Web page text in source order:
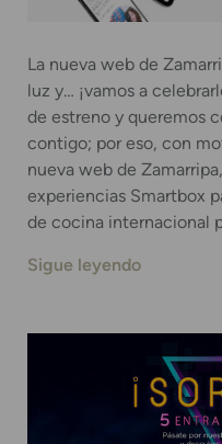
La nueva web de
luz y… ¡vamos a
de estreno y queremos
contigo; por eso, con
nueva web de
experiencias Smartbox
de cocina internacional
Sigue leyendo